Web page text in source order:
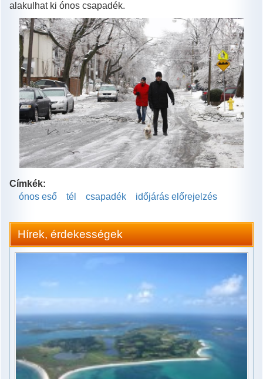
alakulhat ki ónos csapadék.
Címkék:
ónos eső
tél csapadék időjárás előrejelzés
Hírek, érdekességek